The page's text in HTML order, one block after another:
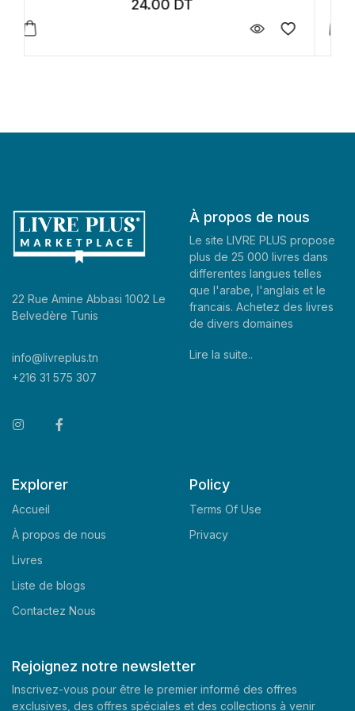
28.00
22 Rue Amine Abbasi 1002 Le
Belvedère Tunis
info@livreplus.tn
+216 31 575 307
À propos de nous
Le site LIVRE PLUS propose
plus de 25 000 livres dans
differentes langues telles
que l'arabe, l'anglais et le
francais. Achetez des livres
de divers domaines
Lire la suite..
Explorer
Accueil
À propos de nous
Livres
Liste de blogs
Contactez Nous
Policy
Terms Of Use
Privacy
Rejoignez notre newsletter
Inscrivez-vous pour être le premier informé des offres
exclusives, des offres spéciales et des collections à venir